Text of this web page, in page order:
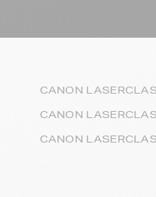
CANON
CANON
CANON